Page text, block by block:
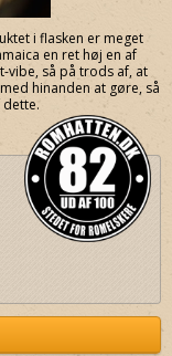
i flasken er meget
en ret høj en af
vibe, så på trods af, at
hinanden at gøre, så